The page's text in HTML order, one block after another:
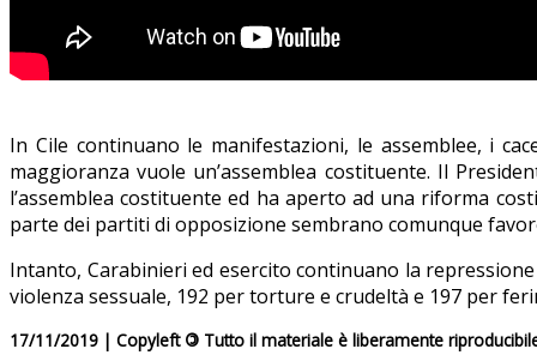
In Cile continuano le manifestazioni, le assemblee, i
maggioranza vuole un’assemblea costituente. Il
l’assemblea costituente ed ha aperto ad una riforma
parte dei partiti di opposizione sembrano comunque
Intanto, Carabinieri ed esercito continuano la
violenza sessuale, 192 per torture e crudeltà e 197 per
17/11/2019 | Copyleft © Tutto il materiale è liberamente